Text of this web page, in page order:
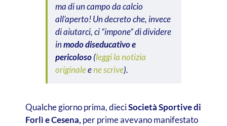
ma di un campo da calcio
all’aperto! Un decreto che, invece
di aiutarci, ci “impone” di dividere
inmodo diseducativo e
pericoloso(leggi la notizia
originaleene scrive).
Qualche giorno prima, dieciSocietà Sportive di
Forlì e Cesena, per prime avevano manifestato